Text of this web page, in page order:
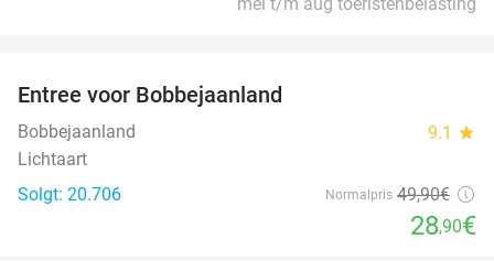
Entree voor Bobbejaanland
Bobbejaanland 9.1 star
Lichtaart
Solgt: 20.706
Normalpris 49,90€
28,90€